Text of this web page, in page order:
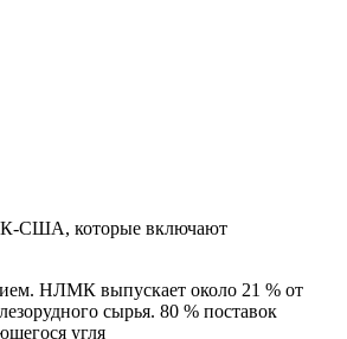
США, которые включают
НЛМК выпускает около 21 % от
сырья. 80 % поставок
угля